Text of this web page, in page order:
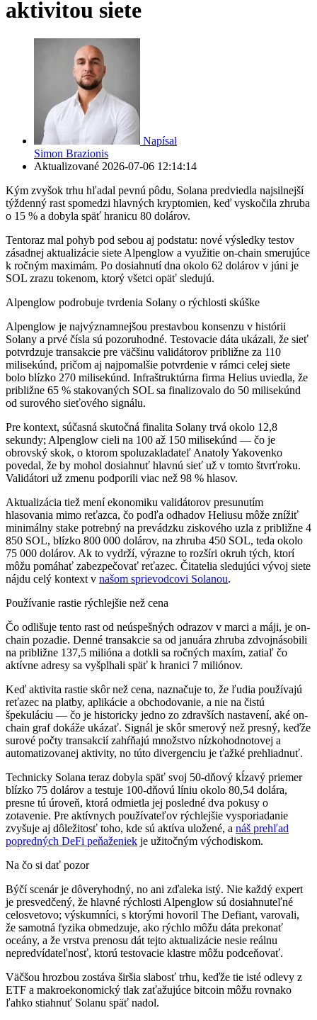
aktivitou siete
Napísal
Simon Brazionis
Aktualizované 2026-07-06 12:14:14
Kým zvyšok trhu hľadal pevnú pôdu, Solana predviedla najsilnejší
týždenný rast spomedzi hlavných kryptomien, keď vyskočila zhruba
o 15 % a dobyla späť hranicu 80 dolárov.
Tentoraz mal pohyb pod sebou aj podstatu: nové výsledky testov
zásadnej aktualizácie siete Alpenglow a využitie on-chain smerujúce
k ročným maximám. Po dosiahnutí dna okolo 62 dolárov v júni je
SOL zrazu tokenom, ktorý všetci opäť sledujú.
Alpenglow podrobuje tvrdenia Solany o rýchlosti skúške
Alpenglow je najvýznamnejšou prestavbou konsenzu v histórii
Solany a prvé čísla sú pozoruhodné. Testovacie dáta ukázali, že sieť
potvrdzuje transakcie pre väčšinu validátorov približne za 110
milisekúnd, pričom aj najpomalšie potvrdenie v rámci celej siete
bolo blízko 270 milisekúnd. Infraštruktúrna firma Helius uviedla, že
približne 65 % stakovaných SOL sa finalizovalo do 50 milisekúnd
od surového sieťového signálu.
Pre kontext, súčasná skutočná finalita Solany trvá okolo 12,8
sekundy; Alpenglow cieli na 100 až 150 milisekúnd — čo je
obrovský skok, o ktorom spoluzakladateľ Anatoly Yakovenko
povedal, že by mohol dosiahnuť hlavnú sieť už v tomto štvrťroku.
Validátori už zmenu podporili viac než 98 % hlasov.
Aktualizácia tiež mení ekonomiku validátorov presunutím
hlasovania mimo reťazca, čo podľa odhadov Heliusu môže znížiť
minimálny stake potrebný na prevádzku ziskového uzla z približne 4
850 SOL, blízko 800 000 dolárov, na zhruba 450 SOL, teda okolo
75 000 dolárov. Ak to vydrží, výrazne to rozšíri okruh tých, ktorí
môžu pomáhať zabezpečovať reťazec. Čitatelia sledujúci vývoj siete
nájdu celý kontext v našom sprievodcovi Solanou.
Používanie rastie rýchlejšie než cena
Čo odlišuje tento rast od neúspešných odrazov v marci a máji, je on-
chain pozadie. Denné transakcie sa od januára zhruba zdvojnásobili
na približne 137,5 milióna a dotkli sa ročných maxím, zatiaľ čo
aktívne adresy sa vyšplhali späť k hranici 7 miliónov.
Keď aktivita rastie skôr než cena, naznačuje to, že ľudia používajú
reťazec na platby, aplikácie a obchodovanie, a nie na čistú
špekuláciu — čo je historicky jedno zo zdravších nastavení, aké on-
chain graf dokáže ukázať. Signál je skôr smerový než presný, keďže
surové počty transakcií zahŕňajú množstvo nízkohodnotovej a
automatizovanej aktivity, no túto divergenciu je ťažké prehliadnuť.
Technicky Solana teraz dobyla späť svoj 50-dňový kĺzavý priemer
blízko 75 dolárov a testuje 100-dňovú líniu okolo 80,54 dolára,
presne tú úroveň, ktorá odmietla jej posledné dva pokusy o
zotavenie. Pre aktívnych používateľov rýchlejšie vysporiadanie
zvyšuje aj dôležitosť toho, kde sú aktíva uložené, a náš prehľad
popredných DeFi peňaženiek je užitočným východiskom.
Na čo si dať pozor
Býčí scenár je dôveryhodný, no ani zďaleka istý. Nie každý expert
je presvedčený, že hlavné rýchlosti Alpenglow sú dosiahnuteľné
celosvetovo; výskumníci, s ktorými hovoril The Defiant, varovali,
že samotná fyzika obmedzuje, ako rýchlo môžu dáta prekonať
oceány, a že vrstva prenosu dát tejto aktualizácie nesie reálnu
nepredvídateľnosť, ktorú testovacie klastre môžu podceňovať.
Väčšou hrozbou zostáva širšia slabosť trhu, keďže tie isté odlevy z
ETF a makroekonomický tlak zaťažujúce bitcoin môžu rovnako
ľahko stiahnuť Solanu späť nadol.